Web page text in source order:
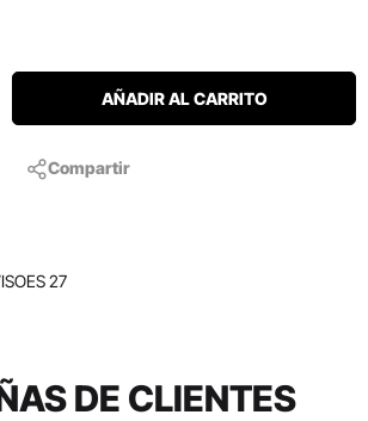
AÑADIR AL CARRITO
Compartir
27
DE CLIENTES